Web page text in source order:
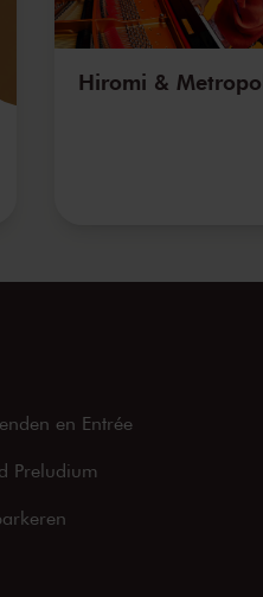
Hiromi &
en Entrée
Preludium